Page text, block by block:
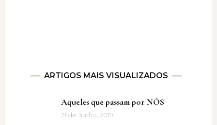
ARTIGOS MAIS VISUALIZADOS
Aqueles que passam por NÓS
21 de Junho, 2019